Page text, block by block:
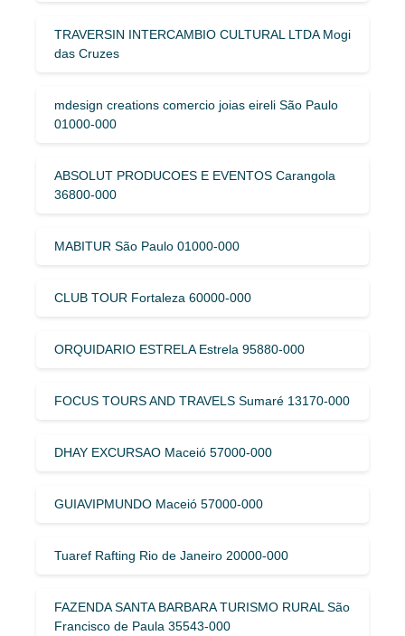
TRAVERSIN INTERCAMBIO CULTURAL LTDA Mogi
das Cruzes
mdesign creations comercio joias eireli São Paulo
01000-000
ABSOLUT PRODUCOES E EVENTOS Carangola
36800-000
MABITUR São Paulo 01000-000
CLUB TOUR Fortaleza 60000-000
ORQUIDARIO ESTRELA Estrela 95880-000
FOCUS TOURS AND TRAVELS Sumaré 13170-000
DHAY EXCURSAO Maceió 57000-000
GUIAVIPMUNDO Maceió 57000-000
Tuaref Rafting Rio de Janeiro 20000-000
FAZENDA SANTA BARBARA TURISMO RURAL São
Francisco de Paula 35543-000